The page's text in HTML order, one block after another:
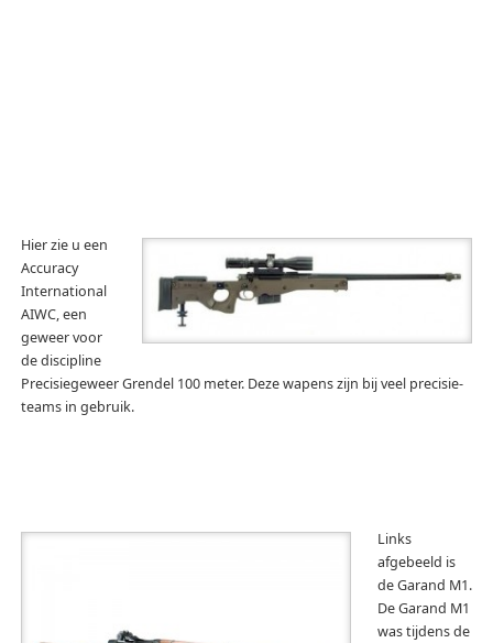
Hier zie u een
Accuracy
International
AIWC, een
geweer voor
de discipline
Precisiegeweer Grendel 100 meter. Deze wapens zijn bij veel precisie-
teams in gebruik.
Links
afgebeeld is
de Garand M1.
De Garand M1
was tijdens de